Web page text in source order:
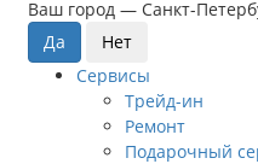
Ваш город — Санкт-
Сервисы
Трейд-ин
Ремонт
Подарочный